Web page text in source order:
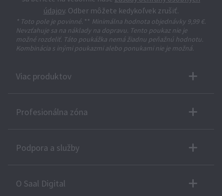
údajov. Odber môžete kedykoľvek zrušiť.
* Toto pole je povinné. ** Minimálna hodnota objednávky 9,99 €.
Nevzťahuje sa na náklady na dopravu. Tento poukaz nie je
možné rozdeliť. Táto poukážka nemá žiadnu peňažnú hodnotu.
Kombinácia s inými poukazmi alebo ponukami nie je možná.
Viac produktov
Profesionálna zóna
Podpora a služby
O Saal Digital